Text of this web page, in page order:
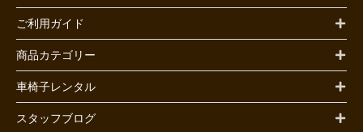
ご利用ガイド
商品カテゴリー
車椅子レンタル
スタッフブログ